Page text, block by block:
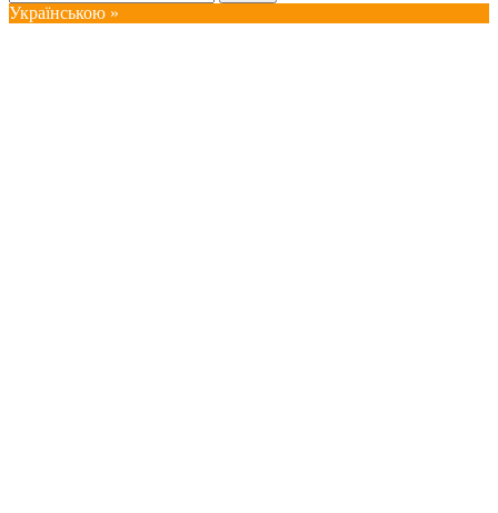
Українською »